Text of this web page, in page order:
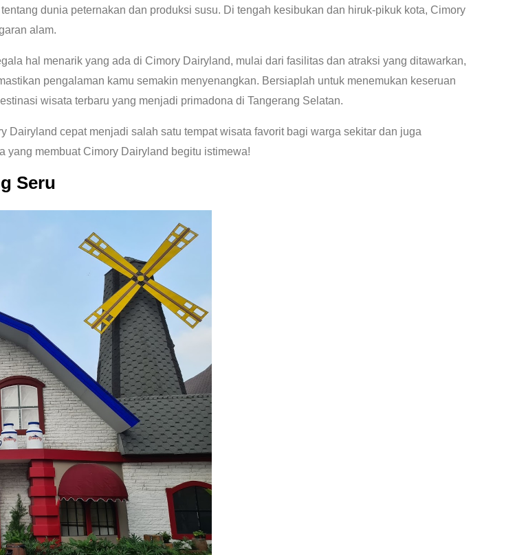
dunia peternakan dan produksi susu. Di tengah kesibukan dan hiruk-pikuk kota, Cimory
alam.
hal menarik yang ada di Cimory Dairyland, mulai dari fasilitas dan atraksi yang ditawarkan,
pengalaman kamu semakin menyenangkan. Bersiaplah untuk menemukan keseruan
wisata terbaru yang menjadi primadona di Tangerang Selatan.
cepat menjadi salah satu tempat wisata favorit bagi warga sekitar dan juga
yang membuat Cimory Dairyland begitu istimewa!
Seru